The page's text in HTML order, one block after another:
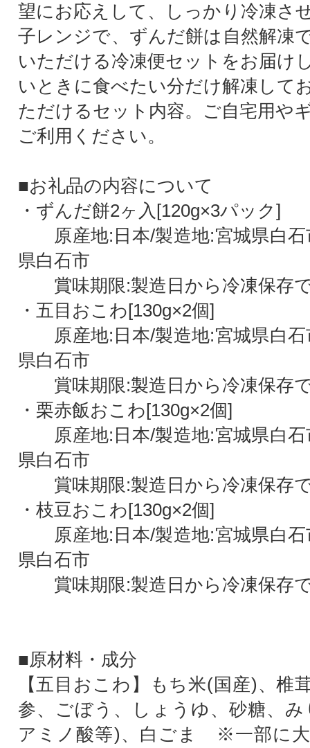
望にお応えして、しっかり冷凍さ
子レンジで、ずんだ餅は自然解凍
いただける冷凍便セットをお届け
いときに食べたい分だけ解凍して
ただけるセット内容。ご自宅用や
ご利用ください。
■お礼品の内容について
・ずんだ餅2ヶ入[120g×3パック]
原産地:日本/製造地:宮城県白石
県白石市
賞味期限:製造日から冷凍保存
・五目おこわ[130g×2個]
原産地:日本/製造地:宮城県白石
県白石市
賞味期限:製造日から冷凍保存
・栗赤飯おこわ[130g×2個]
原産地:日本/製造地:宮城県白石
県白石市
賞味期限:製造日から冷凍保存
・枝豆おこわ[130g×2個]
原産地:日本/製造地:宮城県白石
県白石市
賞味期限:製造日から冷凍保存
■原材料・成分
【五目おこわ】もち米(国産)、椎
参、ごぼう、しょうゆ、砂糖、
アミノ酸等)、白ごま ※一部に